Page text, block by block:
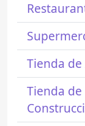
Tienda
Tienda